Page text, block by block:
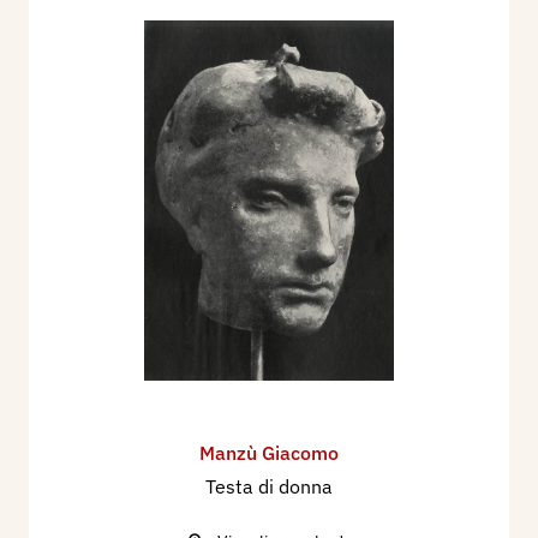
Salone Nuove Terme e Palazzo Perbellini di Acqui
Terme, è rappresentato con l’incisione: Modella
nuda di schiena e pittore, all’esposizione
“L’Incisione in Italia nel XX secolo.
Nel 1999, sue incisioni sono esposte alla mostra:
Un segno lungo un secolo, a cura di Mauro
Corradini, che si tiene a Chiari, presso la
Fondazione Biblioteca Morcelli - Pinacoteca
Dal 7 aprile al 10 giugno 2001 figura alla Mostra
“2000 volte 2000. arte e Idee per la Pace”, che si
viene ordinata la mostra: Manzù. L'Uomo e
l'Artista, a Palazzo Venezia.
Manzù Giacomo
Testa di donna